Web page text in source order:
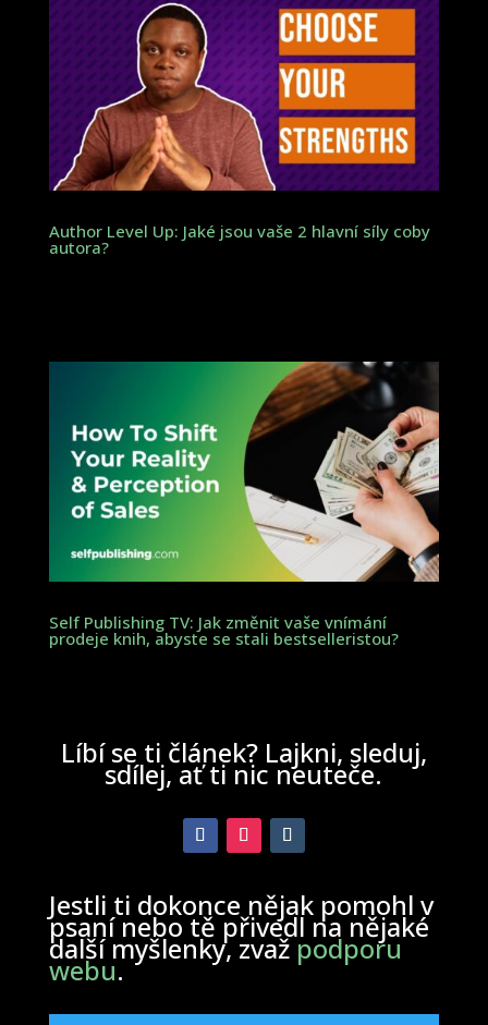
Author Level Up: Jaké jsou vaše 2 hlavní síly coby
autora?
Self Publishing TV: Jak změnit vaše vnímání
prodeje knih, abyste se stali bestselleristou?
Líbí se ti článek? Lajkni, sleduj,
sdílej, ať ti nic neuteče.
Jestli ti dokonce nějak pomohl v
psaní nebo tě přivedl na nějaké
další myšlenky, zvažpodporu
webu.